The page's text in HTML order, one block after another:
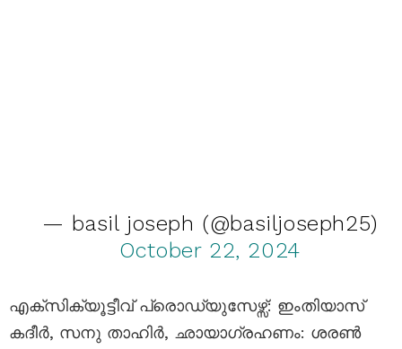
— basil joseph (@basiljoseph25)
October 22, 2024
എക്സിക്യൂട്ടീവ് പ്രൊഡ്യുസേഴ്സ്: ഇംതിയാസ്
കദീർ, സനു താഹിർ, ഛായാഗ്രഹണം: ശരൺ